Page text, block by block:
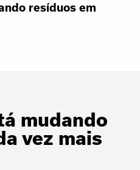
resíduos em
mudando
vez mais